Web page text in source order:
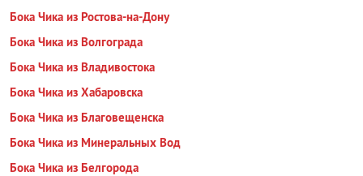
Бока Чика из Ростова-на-Дону
Бока Чика из Волгограда
Бока Чика из Владивостока
Бока Чика из Хабаровска
Бока Чика из Благовещенска
Бока Чика из Минеральных Вод
Бока Чика из Белгорода